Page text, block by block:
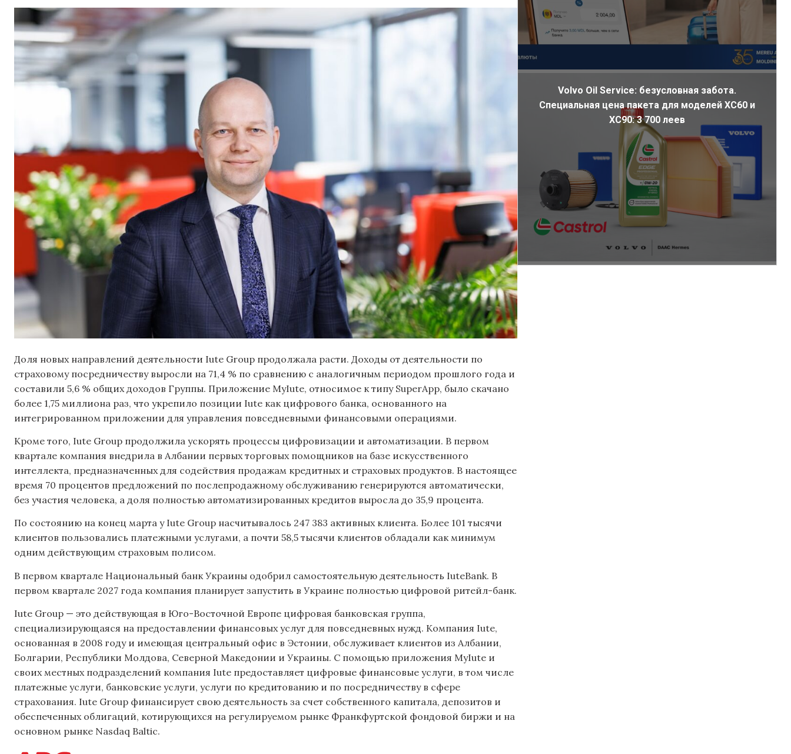
Доля новых направлений деятельности Iute Group продолжала расти. Доходы от деятельности по
страховому посредничеству выросли на 71,4 % по сравнению с аналогичным периодом прошлого года и
составили 5,6 % общих доходов Группы. Приложение MyIute, относимое к типу SuperApp, было скачано
более 1,75 миллиона раз, что укрепило позиции Iute как цифрового банка, основанного на
интегрированном приложении для управления повседневными финансовыми операциями.
Кроме того, Iute Group продолжила ускорять процессы цифровизации и автоматизации. В первом
квартале компания внедрила в Албании первых торговых помощников на базе искусственного
интеллекта, предназначенных для содействия продажам кредитных и страховых продуктов. В настоящее
время 70 процентов предложений по послепродажному обслуживанию генерируются автоматически,
без участия человека, а доля полностью автоматизированных кредитов выросла до 35,9 процента.
По состоянию на конец марта у Iute Group насчитывалось 247 383 активных клиента. Более 101 тысячи
клиентов пользовались платежными услугами, а почти 58,5 тысячи клиентов обладали как минимум
одним действующим страховым полисом.
В первом квартале Национальный банк Украины одобрил самостоятельную деятельность IuteBank. В
первом квартале 2027 года компания планирует запустить в Украине полностью цифровой ритейл-банк.
Iute Group — это действующая в Юго-Восточной Европе цифровая банковская группа,
специализирующаяся на предоставлении финансовых услуг для повседневных нужд. Компания Iute,
основанная в 2008 году и имеющая центральный офис в Эстонии, обслуживает клиентов из Албании,
Болгарии, Республики Молдова, Северной Македонии и Украины. С помощью приложения MyIute и
своих местных подразделений компания Iute предоставляет цифровые финансовые услуги, в том числе
платежные услуги, банковские услуги, услуги по кредитованию и по посредничеству в сфере
страхования. Iute Group финансирует свою деятельность за счет собственного капитала, депозитов и
обеспеченных облигаций, котирующихся на регулируемом рынке Франкфуртской фондовой биржи и на
основном рынке Nasdaq Baltic.
Volvo Oil Service: безусловная забота.
Специальная цена пакета для моделей XC60 и
XC90: 3 700 леев